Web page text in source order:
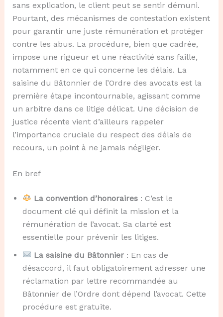
sans explication, le client peut se sentir démuni.
Pourtant, des mécanismes de contestation existent
pour garantir une juste rémunération et protéger
contre les abus. La procédure, bien que cadrée,
impose une rigueur et une réactivité sans faille,
notamment en ce qui concerne les délais. La
saisine du Bâtonnier de l’Ordre des avocats est la
première étape incontournable, agissant comme
un arbitre dans ce litige délicat. Une décision de
justice récente vient d’ailleurs rappeler
l’importance cruciale du respect des délais de
recours, un point à ne jamais négliger.
En bref
La convention d’honoraires: C’est le
document clé qui définit la mission et la
rémunération de l’avocat. Sa clarté est
essentielle pour prévenir les litiges.
La saisine du Bâtonnier: En cas de
désaccord, il faut obligatoirement adresser une
réclamation par lettre recommandée au
Bâtonnier de l’Ordre dont dépend l’avocat. Cette
procédure est gratuite.